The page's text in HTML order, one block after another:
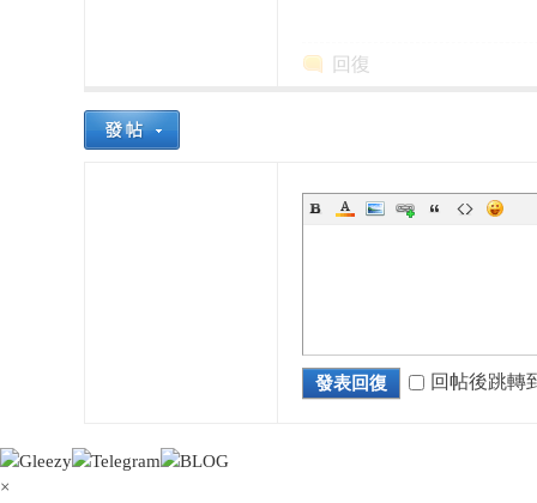
回復
發表回復 回帖後跳轉
×